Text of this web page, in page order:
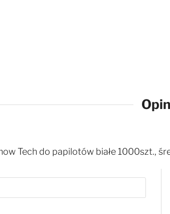
Tech do papilotów białe 1000szt.,